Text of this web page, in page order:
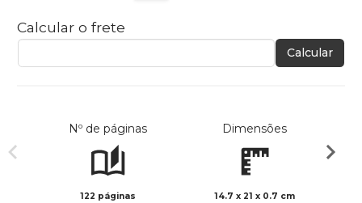
Calcular o frete
Calcular
Nº de páginas
122 páginas
Dimensões
14.7 x 21 x 0.7 cm